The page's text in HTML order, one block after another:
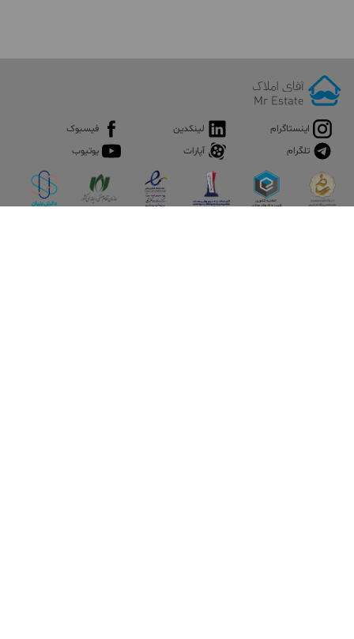
اینستاگرام لینکدین
فیسبوک
تلگرام
آپارات یوتیوب